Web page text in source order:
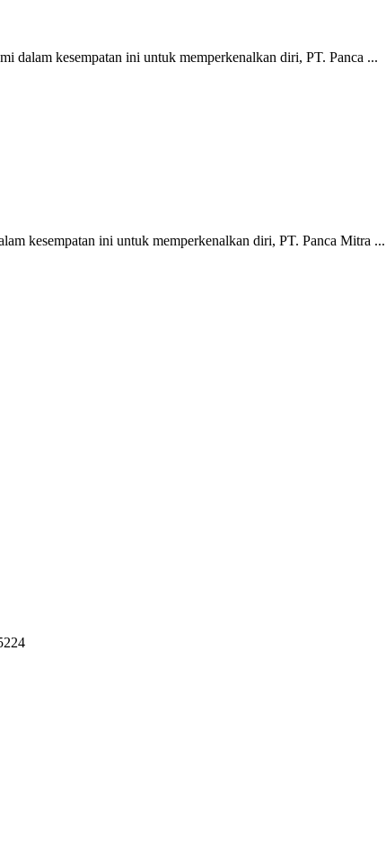
dalam kesempatan ini untuk memperkenalkan diri, PT. Panca ...
kesempatan ini untuk memperkenalkan diri, PT. Panca Mitra ...